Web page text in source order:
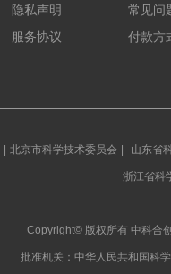
隐私声明
服务协议
常见问
付款方
北京市科学技术委员会 山东省
浙江省科
Copyright© 版权所有 中科
批准机关：中华人民共和国